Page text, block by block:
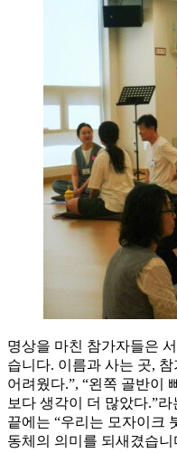
명상을 마친 참가자들은
습니다. 이름과 사는 곳,
어려웠다.”, “왼쪽 골반이
보다 생각이 더 많았다.”
끝에는 “우리는 모자이크
동체의 의미를 되새겼습니